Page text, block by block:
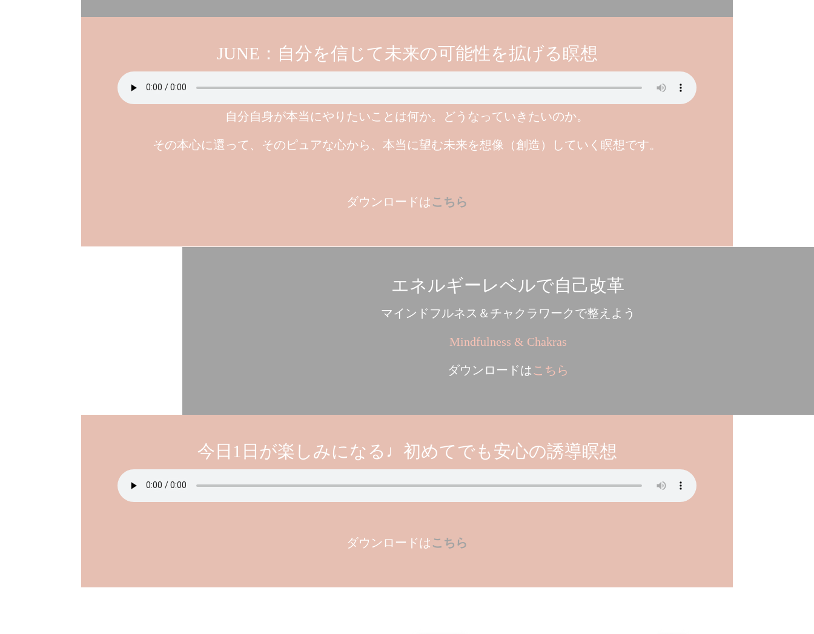
JUNE：自分を信じて未来の可能性を拡げる瞑想
自分自身が本当にやりたいことは何か。どうなっていきたいのか。
その本心に還って、そのピュアな心から、本当に望む未来を想像（創造）していく瞑想です。
ダウンロードはこちら
エネルギーレベルで自己改革
マインドフルネス＆チャクラワークで整えよう
Mindfulness & Chakras
ダウンロードはこちら
今日1日が楽しみになる♩初めてでも安心の誘導瞑想
ダウンロードはこちら